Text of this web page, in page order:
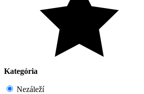
Kategória
Nezáleží